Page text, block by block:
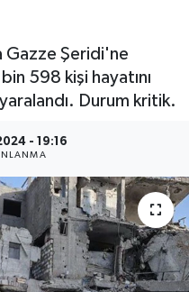
Gazze Şeridi'ne
598 kişi hayatını
Durum kritik.
- 19:16
ve Fikstür